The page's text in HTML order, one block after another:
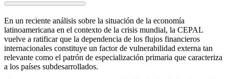
En un reciente análisis sobre la situación de la economía
latinoamericana en el contexto de la crisis mundial, la CEPAL
vuelve a ratificar que la dependencia de los flujos financieros
internacionales constituye un factor de vulnerabilidad externa tan
relevante como el patrón de especialización primaria que caracteriza
a los países subdesarrollados.